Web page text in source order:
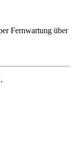
Fernwartung über